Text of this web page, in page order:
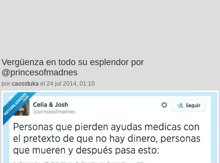
Vergüenza en todo su esplendor por
@princesofmadnes
por caosstuka el 24 jul 2014, 01:10